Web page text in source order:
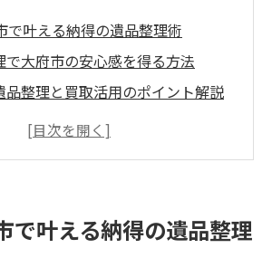
で叶える納得の遺品整理術
で大府市の安心感を得る方法
品整理と買取活用のポイント解説
理で失敗しない遺品整理業者選び
で叶える納得の遺品整理